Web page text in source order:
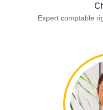
Expert comptable